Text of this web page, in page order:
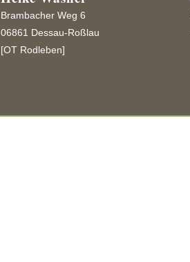
Brambacher Weg 6
06861 Dessau-Roßlau
[OT Rodleben]